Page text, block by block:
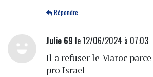
Répondre
Julie 69 le 12/06/2024 à 07:03
Il a refuser le Maroc parce
pro Israel